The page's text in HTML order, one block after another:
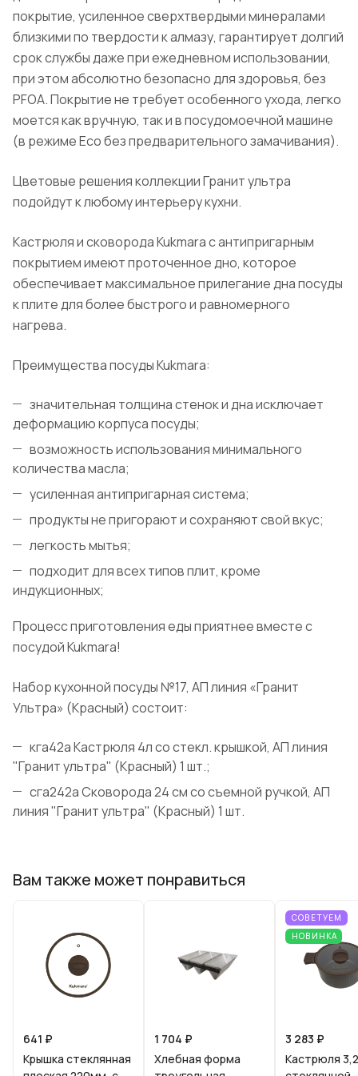
покрытие, усиленное сверхтвердыми минералами
близкими по твердости к алмазу, гарантирует долгий
срок службы даже при ежедневном использовании,
при этом абсолютно безопасно для здоровья, без
PFOA. Покрытие не требует особенного ухода, легко
моется как вручную, так и в посудомоечной машине
(в режиме Eco без предварительного замачивания).
Цветовые решения коллекции Гранит ультра
подойдут к любому интерьеру кухни.
Кастрюля и сковорода Kukmara с антипригарным
покрытием имеют проточенное дно, которое
обеспечивает максимальное прилегание дна посуды
к плите для более быстрого и равномерного
нагрева.
Преимущества посуды Kukmara:
значительная толщина стенок и дна исключает
деформацию корпуса посуды;
возможность использования минимального
количества масла;
усиленная антипригарная система;
продукты не пригорают и сохраняют свой вкус;
легкость мытья;
подходит для всех типов плит, кроме
индукционных;
Процесс приготовления еды приятнее вместе с
посудой Kukmara!
Набор кухонной посуды №17, АП линия «Гранит
Ультра» (Красный) состоит:
кга42а Кастрюля 4л со стекл. крышкой, АП линия
"Гранит ультра" (Красный) 1 шт.;
сга242а Сковорода 24 см со съемной ручкой, АП
линия "Гранит ультра" (Красный) 1 шт.
Вам также может понравиться
641 ₽
Крышка стеклянная
1 704 ₽
Хлебная форма
СОВЕТУЕМ
НОВИНКА
3 283 ₽
Кастрюля